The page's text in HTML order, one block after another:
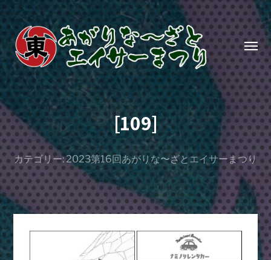
あ
が
り
な〜
ざ
と
エ
イ
サ
ー
menu
[109]
カテゴリー:2023第16回あがりな〜ざとエイサーまつり